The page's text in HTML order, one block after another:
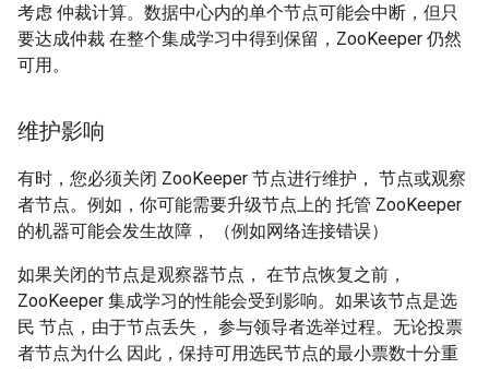
考虑 仲裁计算。数据中心内的单个节点可能会中断，但只
要达成仲裁 在整个集成学习中得到保留，ZooKeeper 仍然
可用。
维护影响
有时，您必须关闭 ZooKeeper 节点进行维护， 节点或观察
者节点。例如，你可能需要升级节点上的 托管 ZooKeeper
的机器可能会发生故障， （例如网络连接错误）
如果关闭的节点是观察器节点， 在节点恢复之前，
ZooKeeper 集成学习的性能会受到影响。如果该节点是选
民 节点，由于节点丢失， 参与领导者选举过程。无论投票
者节点为什么 因此，保持可用选民节点的最小票数十分重